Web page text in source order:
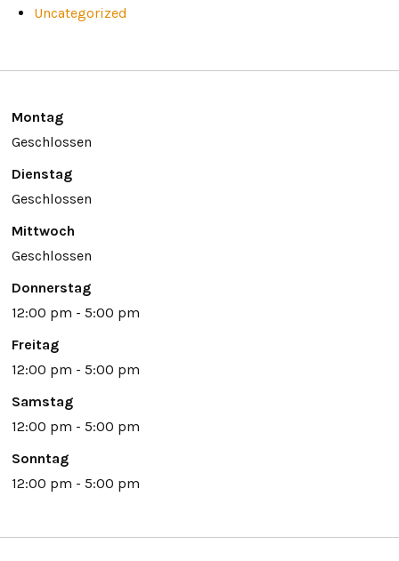
Uncategorized
Montag
Geschlossen
Dienstag
Geschlossen
Mittwoch
Geschlossen
Donnerstag
12:00 pm - 5:00 pm
Freitag
12:00 pm - 5:00 pm
Samstag
12:00 pm - 5:00 pm
Sonntag
12:00 pm - 5:00 pm